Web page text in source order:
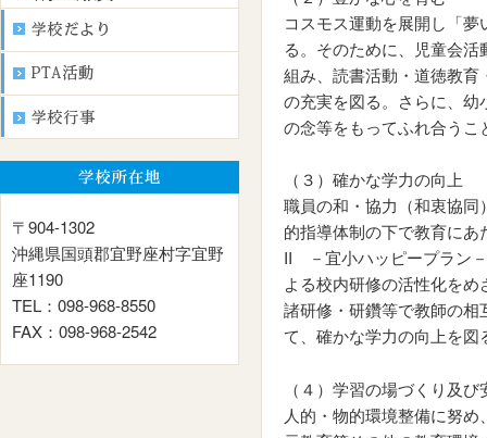
〒904-1302
沖縄県国頭郡宜野座村字宜野
座1190
TEL：098-968-8550
FAX：098-968-2542
コスモス運動を展開し「
る。そのために、児童会
組み、読書活動・道徳教
の充実を図る。さらに、
の念等をもってふれ合う
（３）確かな学力の向上
職員の和・協力（和衷協
的指導体制の下で教育に
II －宜小ハッピープラン
よる校内研修の活性化を
諸研修・研鑽等で教師の
て、確かな学力の向上を図
（４）学習の場づくり及
人的・物的環境整備に努